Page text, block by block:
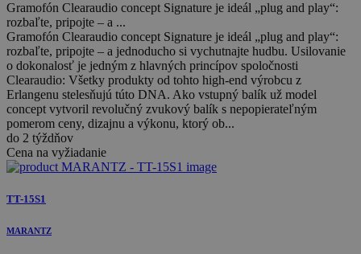
Gramofón Clearaudio concept Signature je ideál „plug and play“:
rozbaľte, pripojte – a ...
Gramofón Clearaudio concept Signature je ideál „plug and play“:
rozbaľte, pripojte – a jednoducho si vychutnajte hudbu. Usilovanie
o dokonalosť je jedným z hlavných princípov spoločnosti
Clearaudio: Všetky produkty od tohto high-end výrobcu z
Erlangenu stelesňujú túto DNA. Ako vstupný balík už model
concept vytvoril revolučný zvukový balík s nepopierateľným
pomerom ceny, dizajnu a výkonu, ktorý ob...
do 2 týždňov
Cena na vyžiadanie
TT-15S1
MARANTZ